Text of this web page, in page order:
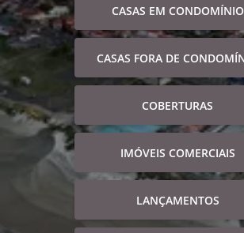
CASAS EM CONDOMÍNIO
CASAS FORA DE
COBERTURAS
IMÓVEIS COMERCIAIS
LANÇAMENTOS